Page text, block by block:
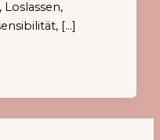
Loslassen,
[…]